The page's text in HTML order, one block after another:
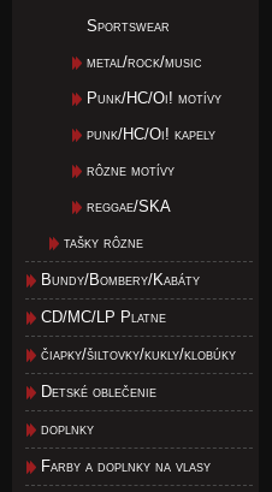
Sportswear
metal/rock/music
Punk/HC/Oi! motívy
punk/HC/Oi! kapely
rôzne motívy
reggae/SKA
tašky rôzne
Bundy/Bombery/Kabáty
CD/MC/LP Platne
čiapky/šiltovky/kukly/klobúky
Detské oblečenie
doplnky
Farby a doplnky na vlasy